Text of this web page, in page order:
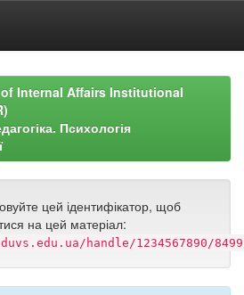
Internal Affairs Institutional
Психологія
цей ідентифікатор, щоб
на цей матеріал:
handle/1234567890/8499